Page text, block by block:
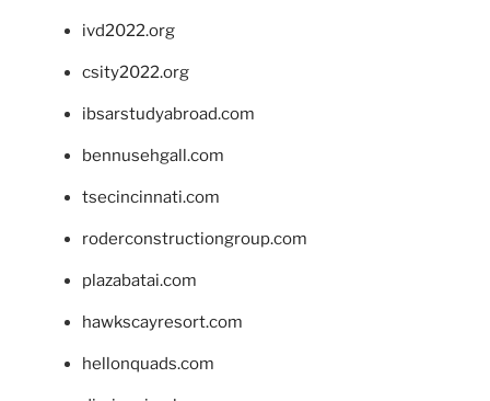
ivd2022.org
csity2022.org
ibsarstudyabroad.com
bennusehgall.com
tsecincinnati.com
roderconstructiongroup.com
plazabatai.com
hawkscayresort.com
hellonquads.com